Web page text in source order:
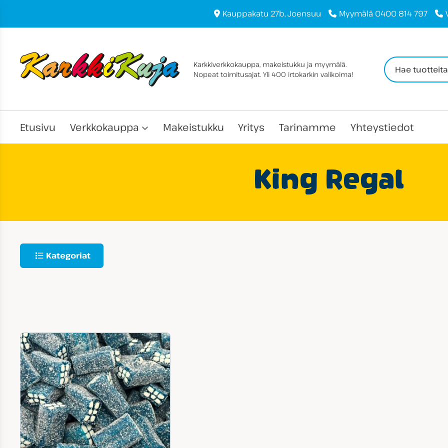
Kauppakatu 27b, Joensuu Myymälä 0400 814 797
Karkkiverkkokauppa, makeistukku ja myymälä.
Nopeat toimitusajat. Yli 400 irtokarkin valikoima!
Haku:
Etusivu Verkkokauppa Makeistukku Yritys Tarinamme Yhteystiedot
King Regal
Kategoriat